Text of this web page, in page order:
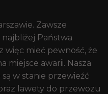
Zawsze
Państwa
więc mieć pewność, że
miejsce awarii. Nasza
w stanie przewieźć
lawety do przewozu